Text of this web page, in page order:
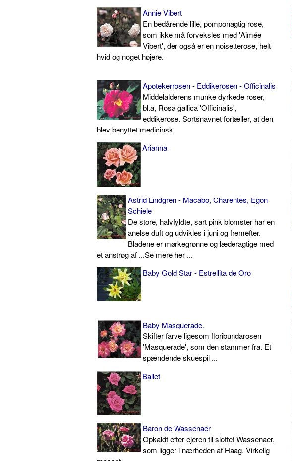
Annie Vibert
En bedårende lille, pomponagtig rose,
som ikke må forveksles med 'Aimée
Vibert', der også er en noisetterose, helt
hvid og noget højere.
Apotekerrosen - Eddikerosen - Officinalis
Middelalderens munke dyrkede roser,
bl.a, Rosa gallica 'Officinalis',
eddikerose. Sortsnavnet fortæller, at den
blev benyttet medicinsk.
Arianna
Astrid Lindgren - Macabo, Charentes, Egon
Schiele
De store, halvfyldte, sart pink blomster har en
anelse duft og udvikles i juni og fremefter.
Bladene er mørkegrønne og læderagtige med
et anstrøg af ...Se mere her ...
Baby Gold Star - Estrellita de Oro
Baby Masquerade.
Skifter farve ligesom floribundarosen
'Masquerade', som den stammer fra. Et
spændende skuespil ...
Ballet
Baron de Wassenaer
Opkaldt efter ejeren til slottet Wasse­naer,
som ligger i nærheden af Haag. Virkelig